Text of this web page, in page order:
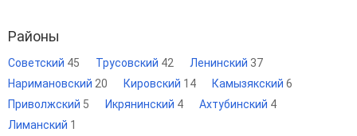
Районы
Советский 45 Трусовский 42 Ленинский 37
Наримановский 20 Кировский 14 Камызякский 6
Приволжский 5 Икрянинский 4 Ахтубинский 4
Лиманский 1